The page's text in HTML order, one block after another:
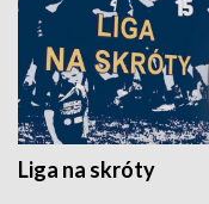
Liga na skróty